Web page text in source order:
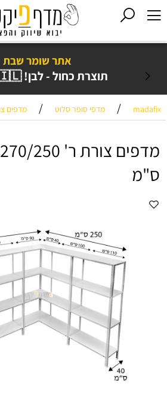
אתר שומר שבת
תוצרת כחול - לבן! 🇮🇱 💙🤍💪
madafix
/ מדפי סופר סלוט / מדפים
ס"מ